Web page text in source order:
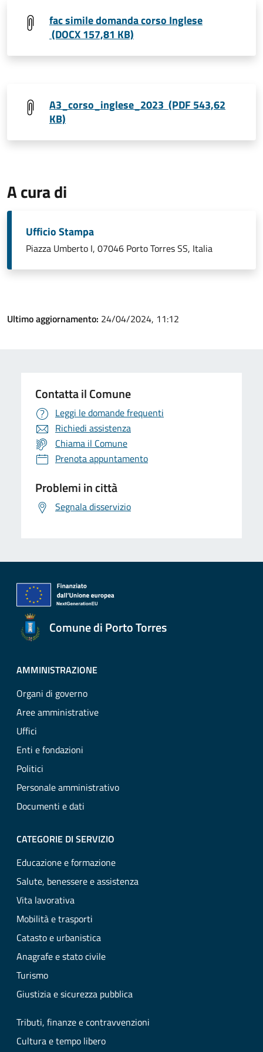
fac simile domanda corso Inglese
(DOCX 157,81 KB)
A3_corso_inglese_2023 (PDF 543,62
KB)
A cura di
Ufficio Stampa
Piazza Umberto I, 07046 Porto Torres SS, Italia
Ultimo aggiornamento: 24/04/2024, 11:12
Contatta il Comune
Leggi le domande frequenti
Richiedi assistenza
Chiama il Comune
Prenota appuntamento
Problemi in città
Segnala disservizio
Comune di Porto Torres
AMMINISTRAZIONE
Organi di governo
Aree amministrative
Uffici
Enti e fondazioni
Politici
Personale amministrativo
Documenti e dati
CATEGORIE DI SERVIZIO
Educazione e formazione
Salute, benessere e assistenza
Vita lavorativa
Mobilità e trasporti
Catasto e urbanistica
Anagrafe e stato civile
Turismo
Giustizia e sicurezza pubblica
Tributi, finanze e contravvenzioni
Cultura e tempo libero